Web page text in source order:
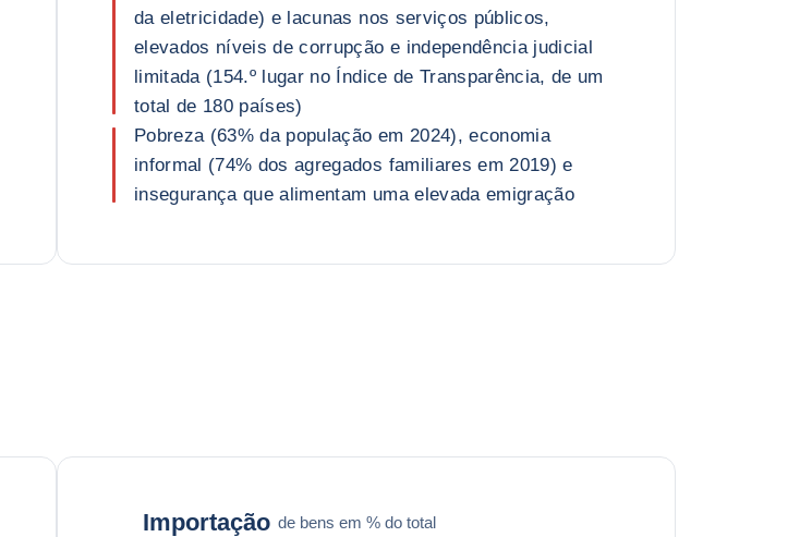
da eletricidade) e lacunas nos serviços públicos,
elevados níveis de corrupção e independência judicial
limitada (154.º lugar no Índice de Transparência, de um
total de 180 países)
Pobreza (63% da população em 2024), economia
informal (74% dos agregados familiares em 2019) e
insegurança que alimentam uma elevada emigração
Importação de bens em % do total